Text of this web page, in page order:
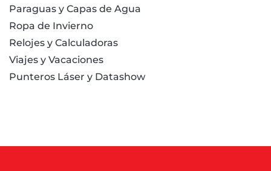
Paraguas y Capas de Agua
Ropa de Invierno
Relojes y Calculadoras
Viajes y Vacaciones
Punteros Láser y Datashow